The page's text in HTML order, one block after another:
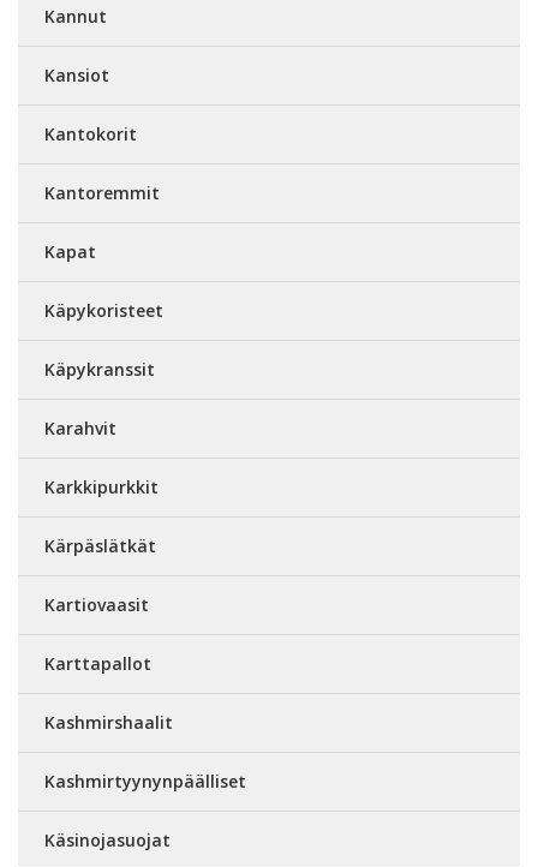
Kannut
Kansiot
Kantokorit
Kantoremmit
Kapat
Käpykoristeet
Käpykranssit
Karahvit
Karkkipurkkit
Kärpäslätkät
Kartiovaasit
Karttapallot
Kashmirshaalit
Kashmirtyynynpäälliset
Käsinojasuojat